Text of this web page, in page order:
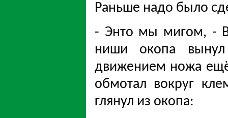
Раньше надо было
- Энто мы мигом, -
ниши окопа
движением ножа
обмотал вокруг
глянул из окопа: